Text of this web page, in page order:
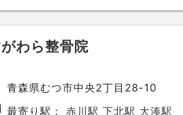
わら整骨院
青森県むつ市中央2丁目28-10
最寄り駅：赤川駅 下北駅 大湊駅